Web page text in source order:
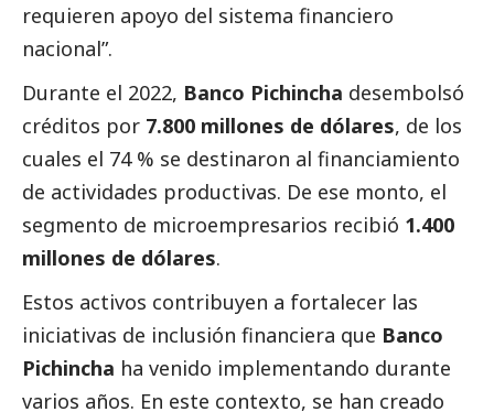
requieren apoyo del sistema financiero
nacional”.
Durante el 2022, Banco Pichincha desembolsó
créditos por 7.800 millones de dólares, de los
cuales el 74 % se destinaron al financiamiento
de actividades productivas. De ese monto, el
segmento de microempresarios recibió 1.400
millones de dólares.
Estos activos contribuyen a fortalecer las
iniciativas de inclusión financiera que Banco
Pichincha ha venido implementando durante
varios años. En este contexto, se han creado